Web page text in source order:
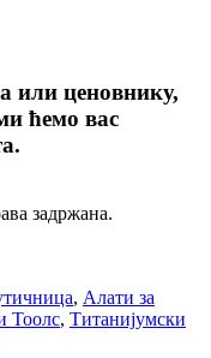
или ценовнику,
ћемо вас
задржана.
, Алати за
Тоолс, Титанијумски